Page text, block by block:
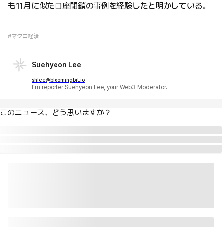
も11月に似た口座閉鎖の事例を経験したと明かしている。
#マクロ経済
Suehyeon Lee
shlee@bloomingbit.io
I'm reporter Suehyeon Lee, your Web3 Moderator.
このニュース、どう思いますか？